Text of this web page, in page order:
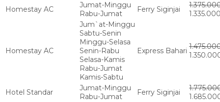
Homestay AC
Jumat-Minggu
Rabu-Jumat
Ferry Siginjai
1.335.000
Homestay AC
Jum`at-Minggu
Sabtu-Senin
Minggu-Selasa
Senin-Rabu
Selasa-Kamis
Rabu-Jumat
Kamis-Sabtu
Express Bahari
Hotel Standar
Jumat-Minggu
Rabu-Jumat
Ferry Siginjai